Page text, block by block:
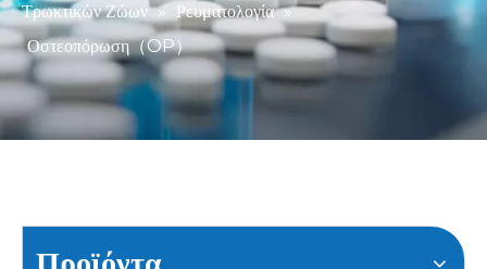
Τρωκτικών Ζώων » Ρευματολογία »
Οστεοπόρωση（OP）